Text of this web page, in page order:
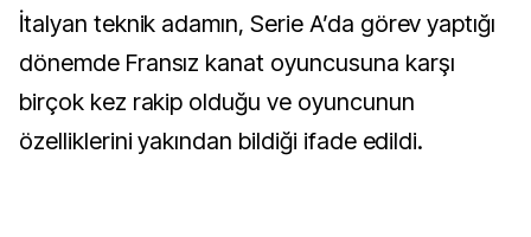
İtalyan teknik adamın, Serie A’da görev yaptığı
dönemde Fransız kanat oyuncusuna karşı
birçok kez rakip olduğu ve oyuncunun
özelliklerini yakından bildiği ifade edildi.